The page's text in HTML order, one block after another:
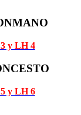
y LH 4
y LH 6